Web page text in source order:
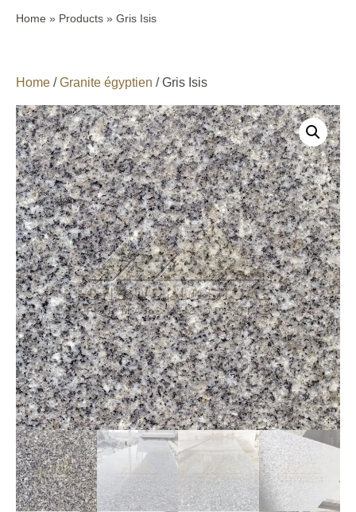
Home » Products » Gris Isis
Home /Granite égyptien / Gris Isis